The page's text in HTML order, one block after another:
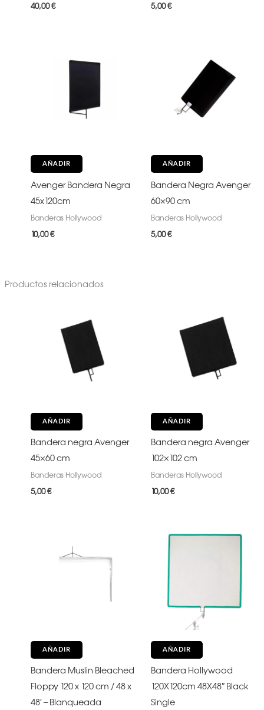
40,00€ 5,00€
AÑADIR
Avenger Bandera Negra
45x120cm
Banderas Hollywood
10,00€
AÑADIR
Bandera Negra Avenger
60×90 cm
Banderas Hollywood
5,00€
Productos relacionados
AÑADIR
Bandera negra Avenger
45×60 cm
Banderas Hollywood
5,00€
AÑADIR
Bandera negra Avenger
102×102 cm
Banderas Hollywood
10,00€
AÑADIR
Bandera Muslin Bleached
Floppy 120 x 120 cm / 48 x
48′ – Blanqueada
AÑADIR
Bandera Hollywood
120X120cm 48X48″ Black
Single